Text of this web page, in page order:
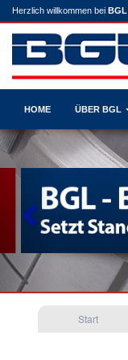
Herzlich willkommen bei BGL
HOME ÜBER BGL
Previous